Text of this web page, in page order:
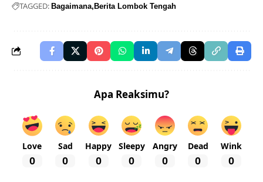
TAGGED: Bagaimana Berita Lombok Tengah
Apa Reaksimu?
Love
0
Sad
0
Happy
0
Sleepy
0
Angry
0
Dead
0
Wink
0